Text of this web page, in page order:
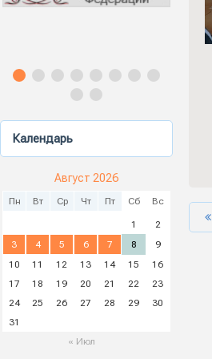
Календарь
Август 2026
Пн Вт Ср Чт Пт Сб Вс
1
2
3
4 5 6 7 8
9
10
11 12 13 14 15
16
17
18 19 20 21 22
23
24
25 26 27 28 29
30
31
« Июл